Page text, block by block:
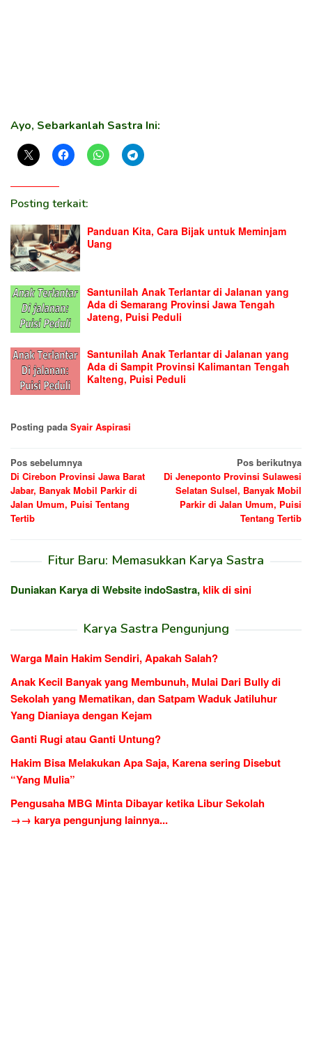
Ayo, Sebarkanlah Sastra Ini:
Posting terkait:
Panduan Kita, Cara Bijak untuk Meminjam
Uang
Santunilah Anak Terlantar di Jalanan yang
Ada di Semarang Provinsi Jawa Tengah
Jateng, Puisi Peduli
Santunilah Anak Terlantar di Jalanan yang
Ada di Sampit Provinsi Kalimantan Tengah
Kalteng, Puisi Peduli
Posting pada Syair Aspirasi
Navigasi
pos
Pos sebelumnya
Di Cirebon Provinsi Jawa Barat
Jabar, Banyak Mobil Parkir di
Jalan Umum, Puisi Tentang
Tertib
Pos berikutnya
Di Jeneponto Provinsi Sulawesi
Selatan Sulsel, Banyak Mobil
Parkir di Jalan Umum, Puisi
Tentang Tertib
Fitur Baru: Memasukkan Karya Sastra
Duniakan Karya di Website indoSastra,klik di sini
Karya Sastra Pengunjung
Warga Main Hakim Sendiri, Apakah Salah?
Anak Kecil Banyak yang Membunuh, Mulai Dari Bully di
Sekolah yang Mematikan, dan Satpam Waduk Jatiluhur
Yang Dianiaya dengan Kejam
Ganti Rugi atau Ganti Untung?
Hakim Bisa Melakukan Apa Saja, Karena sering Disebut
“Yang Mulia”
Pengusaha MBG Minta Dibayar ketika Libur Sekolah
→→ karya pengunjung lainnya...